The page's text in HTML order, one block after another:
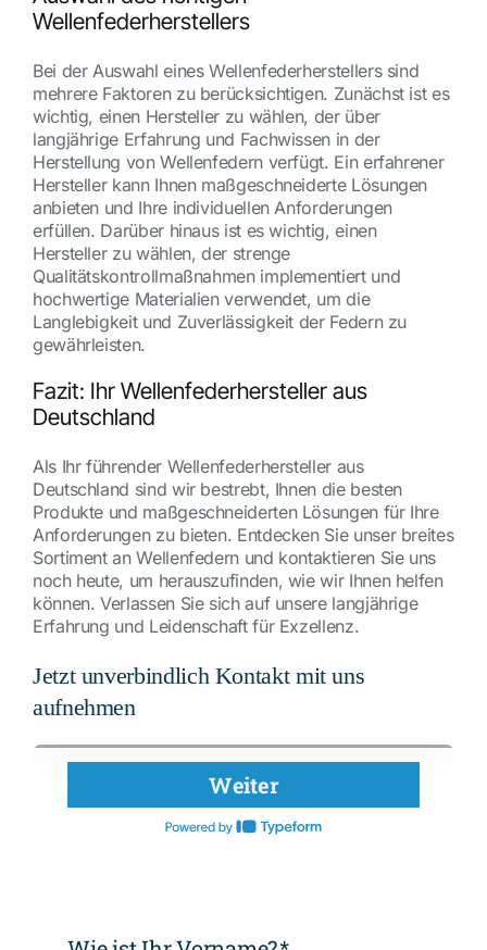
Wellenfederherstellers
Bei der Auswahl eines Wellenfederherstellers sind
mehrere Faktoren zu berücksichtigen. Zunächst ist es
wichtig, einen Hersteller zu wählen, der über
langjährige Erfahrung und Fachwissen in der
Herstellung von Wellenfedern verfügt. Ein erfahrener
Hersteller kann Ihnen maßgeschneiderte Lösungen
anbieten und Ihre individuellen Anforderungen
erfüllen. Darüber hinaus ist es wichtig, einen
Hersteller zu wählen, der strenge
Qualitätskontrollmaßnahmen implementiert und
hochwertige Materialien verwendet, um die
Langlebigkeit und Zuverlässigkeit der Federn zu
gewährleisten.
Fazit: Ihr Wellenfederhersteller aus
Deutschland
Als Ihr führender Wellenfederhersteller aus
Deutschland sind wir bestrebt, Ihnen die besten
Produkte und maßgeschneiderten Lösungen für Ihre
Anforderungen zu bieten. Entdecken Sie unser breites
Sortiment an Wellenfedern und kontaktieren Sie uns
noch heute, um herauszufinden, wie wir Ihnen helfen
können. Verlassen Sie sich auf unsere langjährige
Erfahrung und Leidenschaft für Exzellenz.
Jetzt unverbindlich Kontakt mit uns
aufnehmen